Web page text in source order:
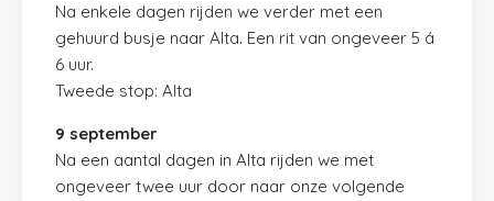
Na enkele dagen rijden we verder met een
gehuurd busje naar Alta. Een rit van ongeveer 5 á
6 uur.
Tweede stop: Alta
9 september
Na een aantal dagen in Alta rijden we met
ongeveer twee uur door naar onze volgende